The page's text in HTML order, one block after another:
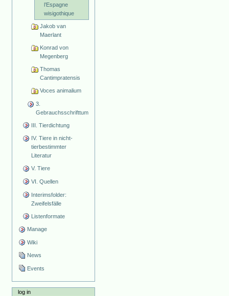
l’Espagne
wisigothique
Jakob van
Maerlant
Konrad von
Megenberg
Thomas
Cantimpratensis
Voces animalium
3.
Gebrauchsschrifttum
III. Tierdichtung
IV. Tiere in nicht-
tierbestimmter
Literatur
V. Tiere
VI. Quellen
Interimsfolder:
Zweifelsfälle
Listenformate
Manage
Wiki
News
Events
log in